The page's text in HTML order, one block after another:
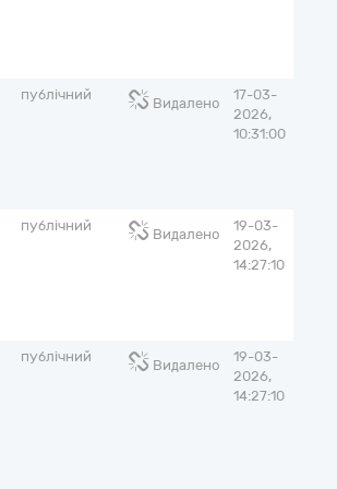
публічний
Видалено
17-03-
2026,
10:31:00
публічний
Видалено
19-03-
2026,
14:27:10
публічний
Видалено
19-03-
2026,
14:27:10